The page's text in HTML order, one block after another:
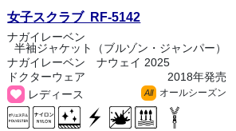
女子スクラブ RF-5142
ナガイレーベン
半袖ジャケット（ブルゾン・ジャンパー）
ナガイレーベン ナウェイ 2025
ドクターウェア
2018年発売
レディース
All オールシーズン